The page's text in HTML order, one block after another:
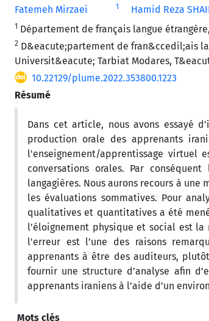
Fatemeh Mirzaei
1 Hamid Reza
1 Département de français langue
2 D&eacute;partement de fran&ccedil;ais
Universit&eacute; Tarbiat Modares,
10.22129/plume.2022.353800.1223
Résumé
Dans cet article, nous avons essayé
production orale des apprenants
l'enseignement/apprentissage virtuel
conversations orales. Par
langagières. Nous aurons recours à
les évaluations sommatives. Pour
qualitatives et quantitatives a été
l’éloignement physique et social est
l'erreur est l’une des raisons
apprenants à être des auditeurs,
fournir une structure d’analyse afin
apprenants iraniens à l’aide d’un
Mots clés